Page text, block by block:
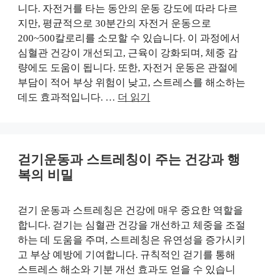
니다. 자전거를 타는 동안의 운동 강도에 따라 다르
지만, 평균적으로 30분간의 자전거 운동으로
200~500칼로리를 소모할 수 있습니다. 이 과정에서
심혈관 건강이 개선되고, 근육이 강화되며, 체중 감
량에도 도움이 됩니다. 또한, 자전거 운동은 관절에
부담이 적어 부상 위험이 낮고, 스트레스를 해소하는
데도 효과적입니다. … 더 읽기
걷기운동과 스트레칭이 주는 건강과 행
복의 비밀
걷기 운동과 스트레칭은 건강에 매우 중요한 역할을
합니다. 걷기는 심혈관 건강을 개선하고 체중을 조절
하는 데 도움을 주며, 스트레칭은 유연성을 증가시키
고 부상 예방에 기여합니다. 규칙적인 걷기를 통해
스트레스 해소와 기분 개선 효과도 얻을 수 있습니